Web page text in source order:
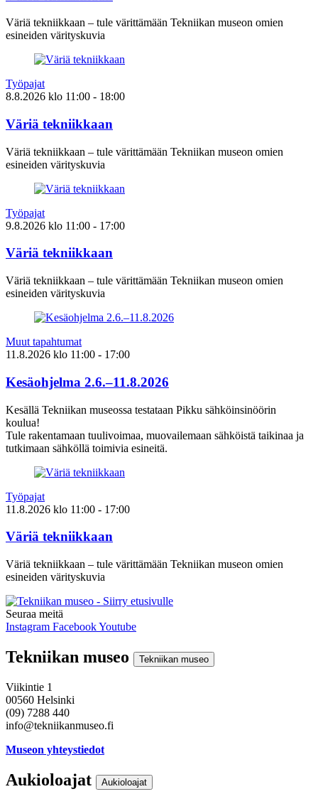
Väriä tekniikkaan – tule värittämään Tekniikan museon omien
esineiden värityskuvia
Työpajat
8.8.2026 klo 11:00 - 18:00
Väriä tekniikkaan
Väriä tekniikkaan – tule värittämään Tekniikan museon omien
esineiden värityskuvia
Työpajat
9.8.2026 klo 11:00 - 17:00
Väriä tekniikkaan
Väriä tekniikkaan – tule värittämään Tekniikan museon omien
esineiden värityskuvia
Muut tapahtumat
11.8.2026 klo 11:00 - 17:00
Kesäohjelma 2.6.–11.8.2026
Kesällä Tekniikan museossa testataan Pikku sähköinsinöörin
koulua!
Tule rakentamaan tuulivoimaa, muovailemaan sähköistä taikinaa ja
tutkimaan sähköllä toimivia esineitä.
Työpajat
11.8.2026 klo 11:00 - 17:00
Väriä tekniikkaan
Väriä tekniikkaan – tule värittämään Tekniikan museon omien
esineiden värityskuvia
Seuraa meitä
Instagram FacebookYoutube
Tekniikan museo Tekniikan museo
Viikintie 1
00560 Helsinki
(09) 7288 440
info@tekniikanmuseo.fi
Museon yhteystiedot
Aukioloajat Aukioloajat